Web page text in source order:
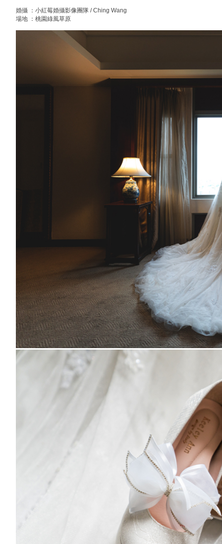
婚攝 ：小紅莓婚攝影像團隊 / Ching Wang
場地 ：桃園綠風草原